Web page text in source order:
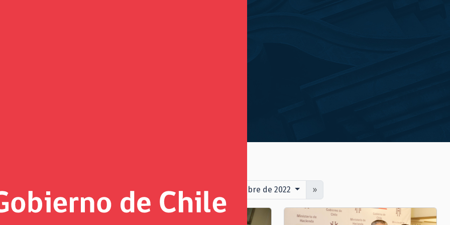
Página 29 de junio de 2022 - 12 de septiembre de 2022 »